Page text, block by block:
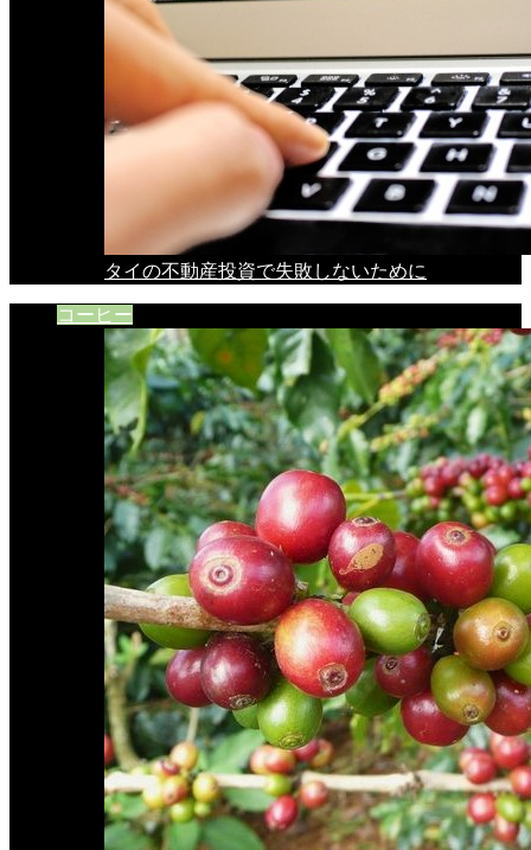
タイの不動産投資で失敗しないために
コーヒー